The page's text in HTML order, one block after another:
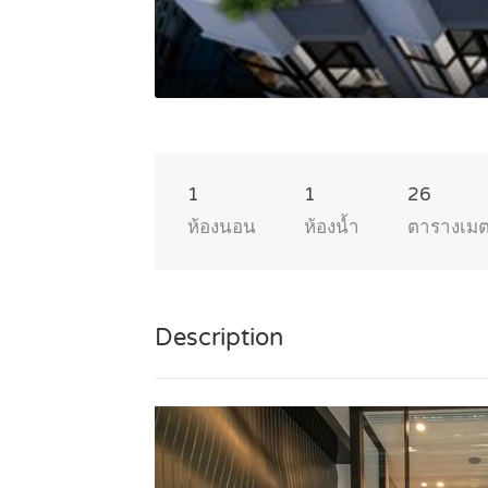
1
ห้องนอน
1
ห้องน้ำ
26
ตารางเม
Description